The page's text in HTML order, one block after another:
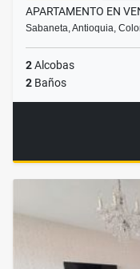
APARTAMENTO EN
Sabaneta, Antioquia,
2Alcobas
2 Baños